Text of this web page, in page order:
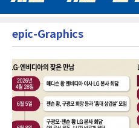
epic-Graphics